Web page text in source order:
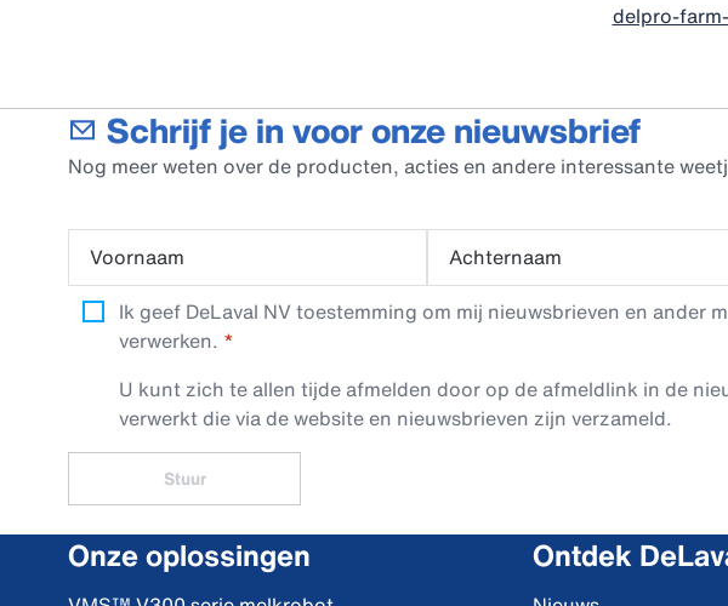
delpro-
Schrijf je in voor onze nieuwsbrief
Nog meer weten over de producten, acties en andere interessante
Voornaam Achternaam
Ik geef DeLaval NV toestemming om mij nieuwsbrieven en
verwerken.
U kunt zich te allen tijde afmelden door op de afmeldlink in de
verwerkt die via de website en nieuwsbrieven zijn verzameld.
Stuur
Onze oplossingen Ontdek